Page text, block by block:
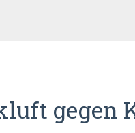
gegen